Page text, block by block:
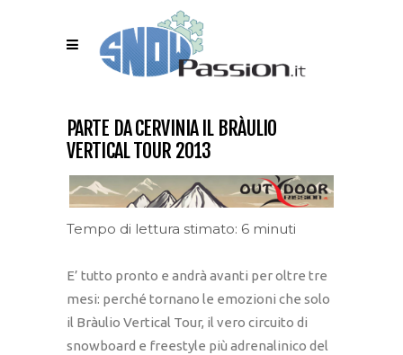
PARTE DA CERVINIA IL BRÀULIO
VERTICAL TOUR 2013
Tempo di lettura stimato: 6 minuti
E’ tutto pronto e andrà avanti per oltre tre
mesi: perché tornano le emozioni che solo
il Bràulio Vertical Tour, il vero circuito di
snowboard e freestyle più adrenalinico del